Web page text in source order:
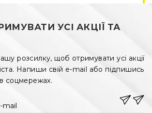
УСІ АКЦІЇ ТА
розсилку, щоб отримувати усі акції
Напиши свій e-mail або підпишись
соцмережах.
mail